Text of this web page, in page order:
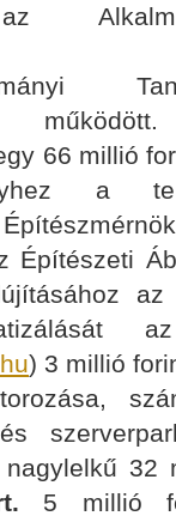
66 millió
a
Építészeti
) 3 millió
és
nagylelkű 32
5 millió